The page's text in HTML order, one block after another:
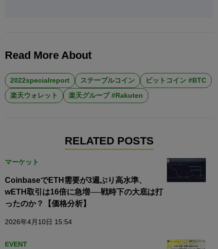
Read More About
2022specialreport ステーブルコイン
ビットコイン #BTC
楽天ウォレット
楽天グループ #Rakuten
RELATED POSTS
マーケット
CoinbaseでETH需要が3週ぶり高水準、
wETH取引は16倍に急増──戦時下の大底は打
ったのか？【価格分析】
2026年4月10日 15:54
EVENT